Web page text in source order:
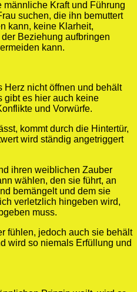
Kraft und Führung
suchen, die ihn bemuttert
kann, keine Klarheit,
Beziehung aufbringen
kann.
Herz nicht öffnen und behält
gibt es hier auch keine
und Vorwürfe.
kommt durch die Hintertür,
wird ständig angetriggert
ihren weiblichen Zauber
wählen, den sie führt, an
bemängelt und dem sie
verletzlich hingeben wird,
muss.
fühlen, jedoch auch sie behält
wird so niemals Erfüllung und